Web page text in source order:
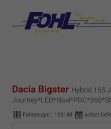
Dacia Bigster Hybrid 155
Fahrzeugnr.: 103148 sofort